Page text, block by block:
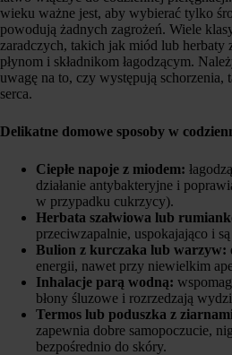
wieku ważne jest, aby wybierać tylko
powodują żadnych zagrożeń. Wiele
zaradczych, takich jak miód lub herbaty
płynom i składnikom łagodzącym.
uwagę na to, czy występują
serca.
Delikatne domowe sposoby w
Ciepłe napoje z miodem:
działanie antybakteryjne i
w przypadku cukrzycy).
Herbata szałwiowa lub
przeciwzapalnie, uspokajająco i
Bulion z kurczaka lub warzyw:
energii, nawet przy niewielkim
Inhalacje parą wodną:
błony śluzowe i rozrzedzają
Termos lub poduszka z
zapewnia dobre samopoczucie,
bezpośrednio do skóry.